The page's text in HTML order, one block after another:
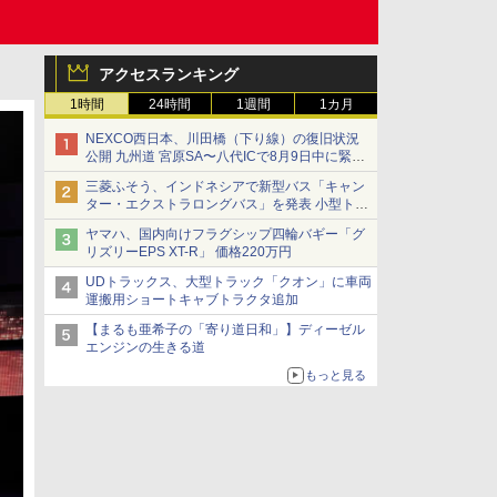
アクセスランキング
1時間 24時間 1週間 1カ月
NEXCO西日本、川田橋（下り線）の復旧状況
公開 九州道 宮原SA〜八代ICで8月9日中に緊急
車両を通行可能に
三菱ふそう、インドネシアで新型バス「キャン
ター・エクストラロングバス」を発表 小型トラ
ックベースの観光・旅客輸送向けバス
ヤマハ、国内向けフラグシップ四輪バギー「グ
リズリーEPS XT-R」 価格220万円
UDトラックス、大型トラック「クオン」に車両
運搬用ショートキャブトラクタ追加
【まるも亜希子の「寄り道日和」】ディーゼル
エンジンの生きる道
もっと見る